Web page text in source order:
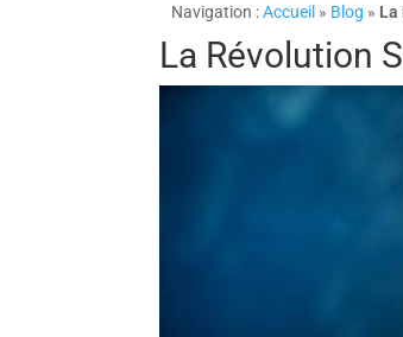
Navigation :Accueil » Blog » La
La Révolution